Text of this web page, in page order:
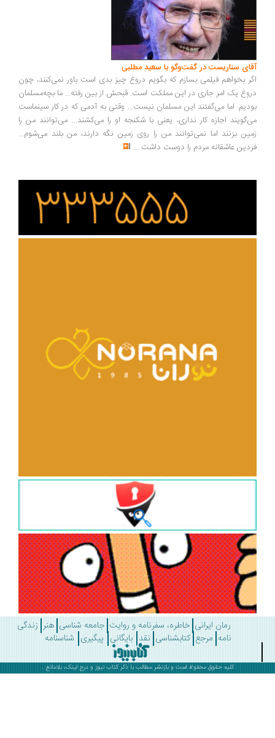
سناریست در گفت‌وگو با سعید مطلبی
بخواهم فیلمی بسازم که بگویم دروغ چیز بدی است باور نمی‌کنند، چون
یک امر جاری در این مملکت است. قبحش از بین رفته... ما بچه‌مسلمان
اما می‌گفتند این مسلمان نیست... وقتی به آدمی که در کار سینماست
اجازه کار نداری، یعنی با شکنجه او را می‌کشند... می‌توانند من را
بزنند اما نمی‌توانند من را روی زمین نگه دارند، من بلند می‌شوم...
عاشقانه مردم را دوست داشت ...
رمان ایرانی خاطره، سفرنامه و روایت جامعه شناسی هنر زندگی
مرجع کتابشناسی نقد بایگانی پیگیری شناسنامه
کلیه حقوق محفوظ است و بازنشر مطالب با ذکرکتاب نیوز و درج لینک، بلامانع .